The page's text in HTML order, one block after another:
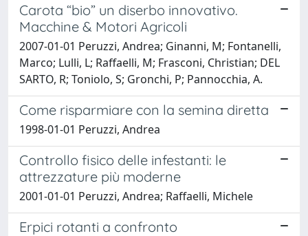
Carota “bio” un diserbo innovativo.
Macchine & Motori Agricoli
2007-01-01 Peruzzi, Andrea; Ginanni, M; Fontanelli,
Marco; Lulli, L; Raffaelli, M; Frasconi, Christian; DEL
SARTO, R; Toniolo, S; Gronchi, P; Pannocchia, A.
Come risparmiare con la semina diretta
1998-01-01 Peruzzi, Andrea
Controllo fisico delle infestanti: le
attrezzature più moderne
2001-01-01 Peruzzi, Andrea; Raffaelli, Michele
Erpici rotanti a confronto